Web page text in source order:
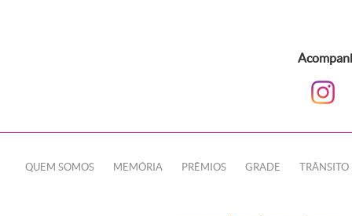
QUEM SOMOS MEMÓRIA PRÊMIOS GRADE TRÂNSITO